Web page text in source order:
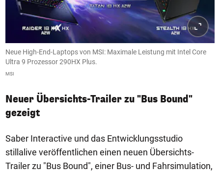
Neue High-End-Laptops von MSI: Maximale Leistung mit Intel Core
Ultra 9 Prozessor 290HX Plus.
MSI
Neuer Übersichts-Trailer zu "Bus Bound"
gezeigt
Saber Interactive und das Entwicklungsstudio
stillalive veröffentlichen einen neuen Übersichts-
Trailer zu "Bus Bound", einer Bus- und Fahrsimulation,